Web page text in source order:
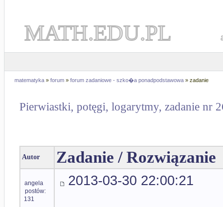
MATH.EDU.PL
matematyka » forum » forum zadaniowe - szko�a ponadpodstawowa » zadanie
Pierwiastki, potęgi, logarytmy, zadanie nr
Autor Zadanie / Rozwiązanie
angela
postów:
131
2013-03-30 22:00:21